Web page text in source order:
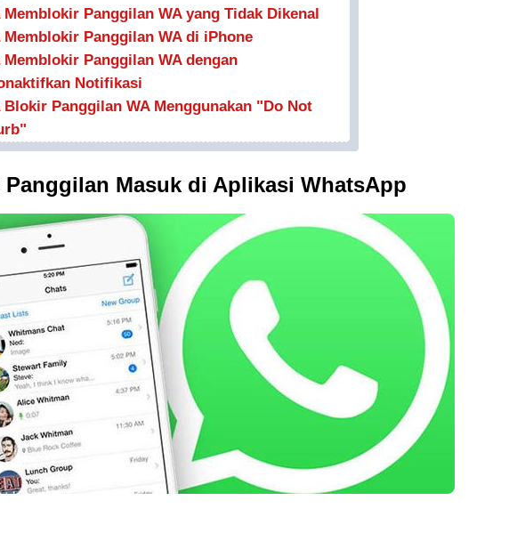
Memblokir Panggilan WA yang Tidak Dikenal
Memblokir Panggilan WA di iPhone
Memblokir Panggilan WA dengan
Notifikasi
Blokir Panggilan WA Menggunakan "Do Not
Panggilan Masuk di Aplikasi WhatsApp